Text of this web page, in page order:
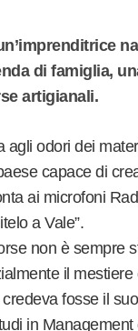
di famiglia,
artigianali.
agli odori dei
capace di
ai microfoni
a Vale”.
non è sempre
il
fosse il
in